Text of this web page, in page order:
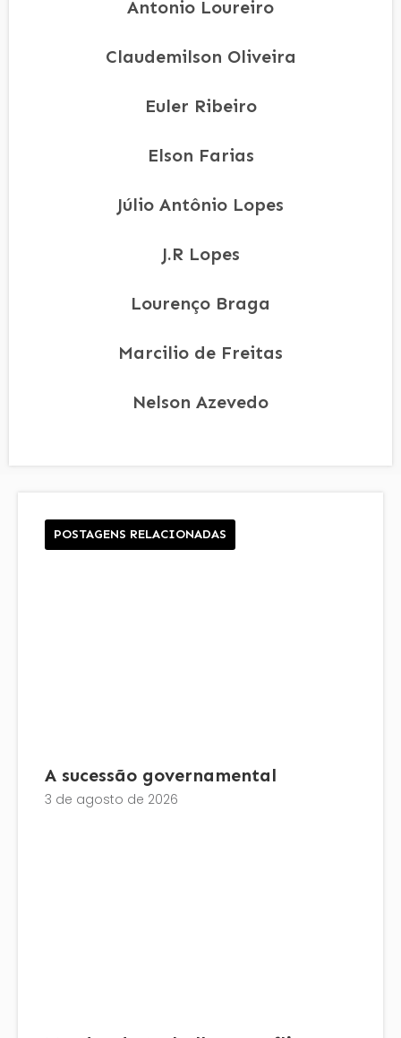
Antonio Loureiro
Claudemilson Oliveira
Euler Ribeiro
Elson Farias
Júlio Antônio Lopes
J.R Lopes
Lourenço Braga
Marcilio de Freitas
Nelson Azevedo
POSTAGENS RELACIONADAS
A sucessão governamental
3 de agosto de 2026